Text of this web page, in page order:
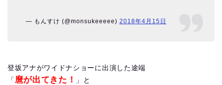
— もんすけ (@monsukeeeee) 2018年4月15日
登坂アナがワイドナショーに出演した途端
「 麿が出てきた！
」と